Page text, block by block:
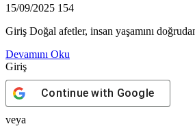
15/09/2025 154
Giriş Doğal afetler, insan yaşamını
Devamını Oku
Giriş
Continue with Google
veya